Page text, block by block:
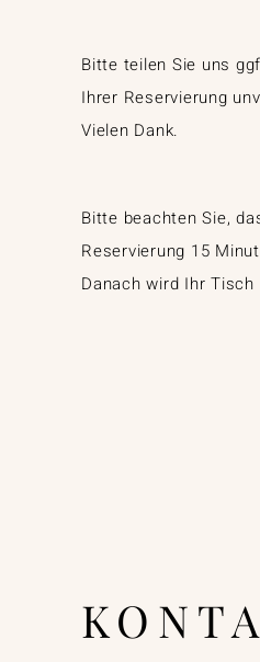
Bitte teilen Sie uns
Ihrer Reservierung
Vielen Dank.
Bitte beachten Sie,
Reservierung 15
Danach wird Ihr Tisch